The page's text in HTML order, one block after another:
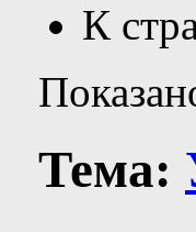
К
Тема: